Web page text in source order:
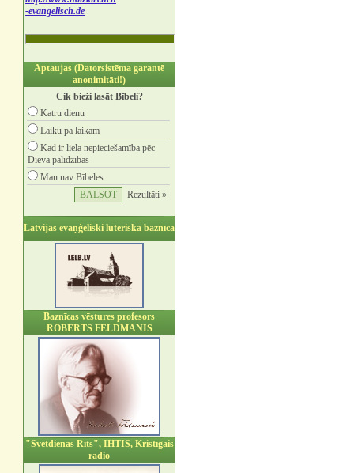
-evangelisch.de
Aptaujas (Datorsistēma garantē
anonimitāti!)
Cik bieži lasāt Bībeli?
Katru dienu
Laiku pa laikam
Kad ir liela nepieciešamība pēc
Dieva palīdzības
Man nav Bībeles
Rezultāti »
Latvijas evaņģēliski luteriskā baznīca
Baznīcas vēstures profesors
ROBERTS FELDMANIS
"Svētdienas Rīts", IHTIS, Kristīgais
radio